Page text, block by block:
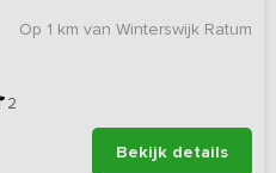
Op 1 km van Winterswijk Ratum
2
Bekijk details